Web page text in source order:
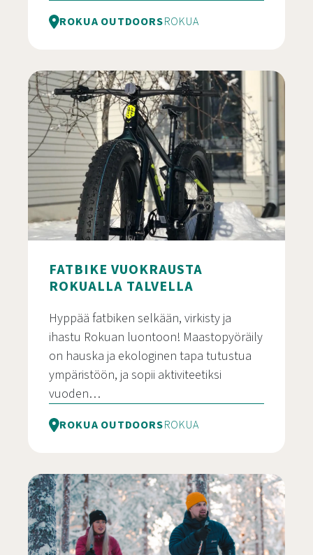
ROKUA OUTDOORSROKUA
FATBIKE VUOKRAUSTA
ROKUALLA TALVELLA
Hyppää fatbiken selkään, virkisty ja
ihastu Rokuan luontoon! Maastopyöräily
on hauska ja ekologinen tapa tutustua
ympäristöön, ja sopii aktiviteetiksi
vuoden…
ROKUA OUTDOORSROKUA